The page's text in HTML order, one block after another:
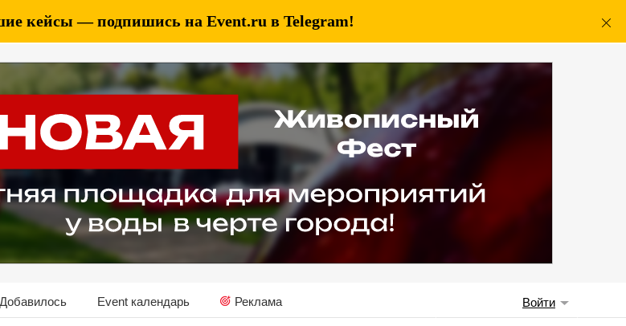
кейсы — подпишись на Event.ru в Telegram!
Добавилось Event календарь Реклама Войти